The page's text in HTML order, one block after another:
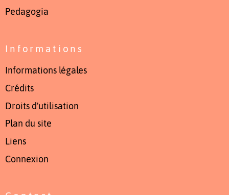
Pedagogia
Informations
Informations légales
Crédits
Droits d'utilisation
Plan du site
Liens
Connexion